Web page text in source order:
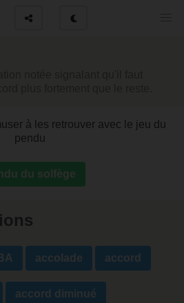
à les retrouver avec le jeu du
pendu
du solfège
accolade accord
accord diminué